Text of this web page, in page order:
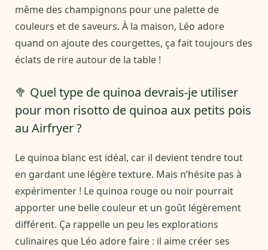
même des champignons pour une palette de
couleurs et de saveurs. À la maison, Léo adore
quand on ajoute des courgettes, ça fait toujours des
éclats de rire autour de la table !
🥦 Quel type de quinoa devrais-je utiliser
pour mon risotto de quinoa aux petits pois
au Airfryer ?
Le quinoa blanc est idéal, car il devient tendre tout
en gardant une légère texture. Mais n’hésite pas à
expérimenter ! Le quinoa rouge ou noir pourrait
apporter une belle couleur et un goût légèrement
différent. Ça rappelle un peu les explorations
culinaires que Léo adore faire : il aime créer ses